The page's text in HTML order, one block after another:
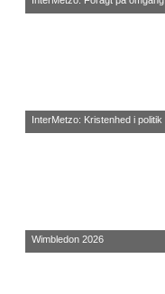
InterMetzo: Kristenhed i politik
Wimbledon 2026